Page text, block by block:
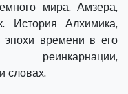
мира, Амзера,
История Алхимика,
времени в его
реинкарнации,
словах.